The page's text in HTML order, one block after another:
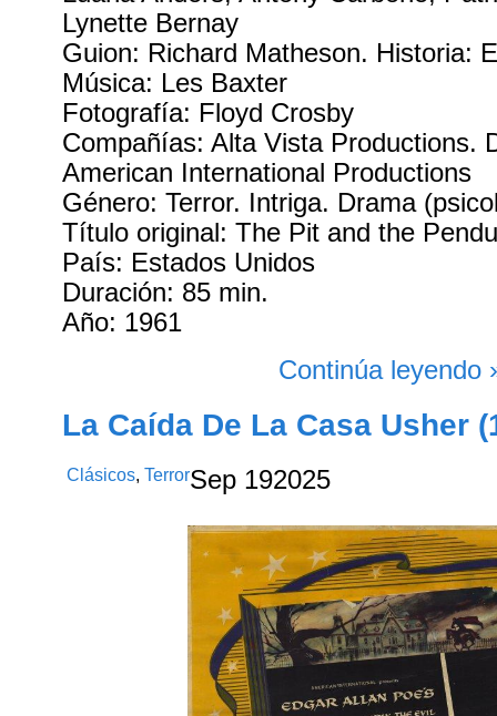
Lynette Bernay
Guion: Richard Matheson. Historia:
Música: Les Baxter
Fotografía: Floyd Crosby
Compañías: Alta Vista Productions.
American International Productions
Género: Terror. Intriga. Drama
Título original: The Pit and the
País: Estados Unidos
Duración: 85 min.
Año: 1961
Continúa leyendo
La Caída De La Casa Usher
Clásicos,TerrorSep 192025